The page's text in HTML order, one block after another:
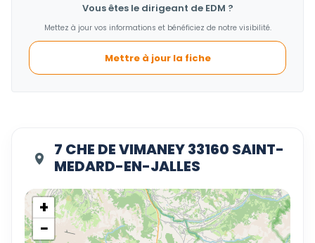
Vous êtes le dirigeant de EDM ?
Mettez à jour vos informations et bénéficiez de notre visibilité.
Mettre à jour la fiche
7 CHE DE VIMANEY 33160 SAINT-
MEDARD-EN-JALLES
+
−